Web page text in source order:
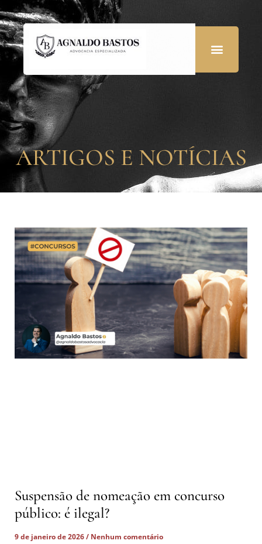
ARTIGOS E NOTÍCIAS
Suspensão de nomeação em concurso
público: é ilegal?
9 de janeiro de 2026
Nenhum comentário